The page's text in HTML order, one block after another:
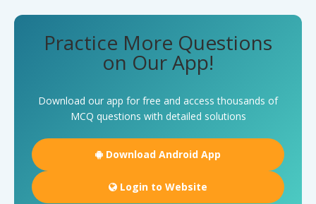
Practice More Questions
on Our App!
Download our app for free and access thousands of
MCQ questions with detailed solutions
Download Android App
Login to Website